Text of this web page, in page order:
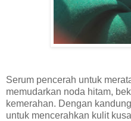
Serum pencerah untuk
memudarkan noda hitam,
kemerahan. Dengan
untuk mencerahkan kulit